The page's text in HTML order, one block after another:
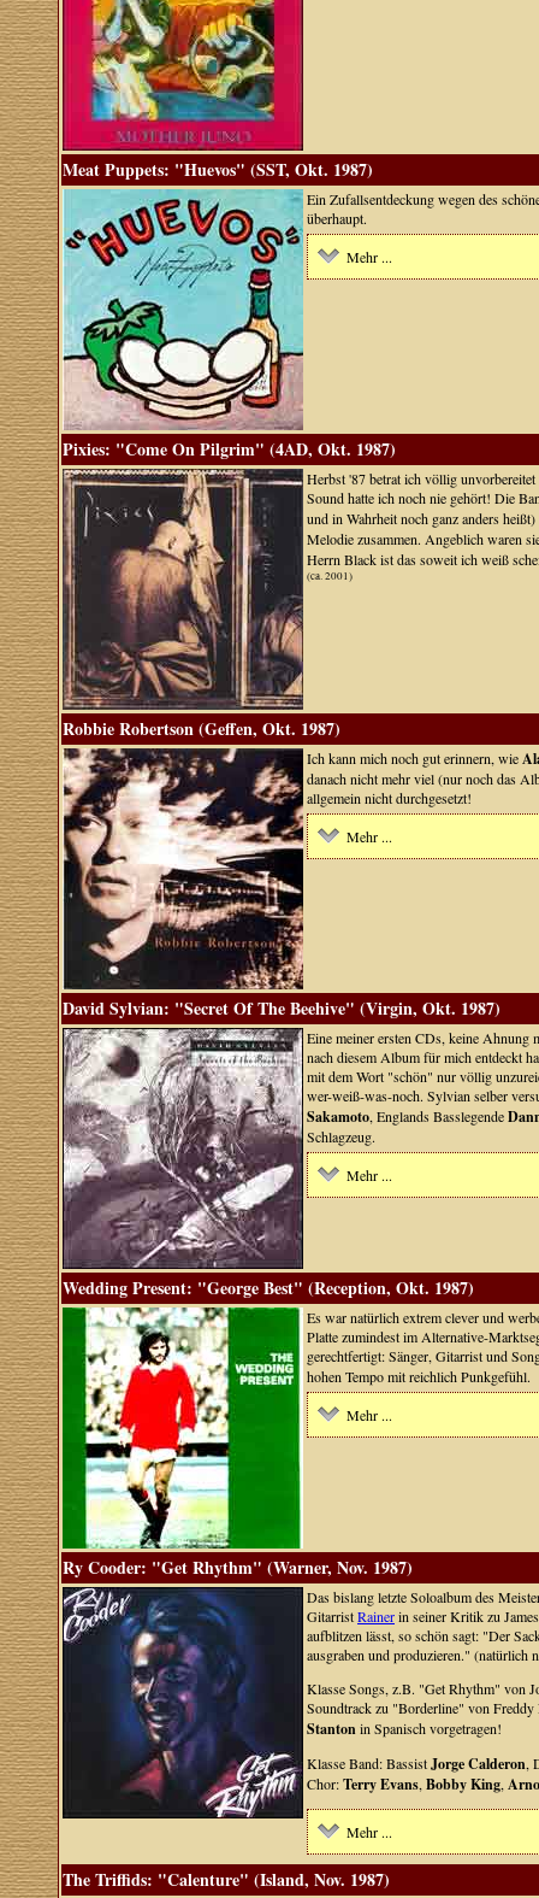
Meat Puppets: "Huevos" (SST, Okt. 1987)
Ein Zufallsentdeckung wegen des
überhaupt.
Mehr ...
Pixies: "Come On Pilgrim" (4AD, Okt. 1987)
Herbst '87 betrat ich völlig
Sound hatte ich noch nie gehört! Die
und in Wahrheit noch ganz anders
Melodie zusammen. Angeblich waren
Herrn Black ist das soweit ich weiß
(ca. 2001)
Robbie Robertson (Geffen, Okt. 1987)
Ich kann mich noch gut erinnern, wie
danach nicht mehr viel (nur noch das
allgemein nicht durchgesetzt!
Mehr ...
David Sylvian: "Secret Of The Beehive" (Virgin, Okt. 1987)
Eine meiner ersten CDs, keine Ahnung
nach diesem Album für mich entdeckt
mit dem Wort "schön" nur völlig
wer-weiß-was-noch. Sylvian selber
Sakamoto, Englands Basslegende
Schlagzeug.
Mehr ...
Wedding Present: "George Best" (Reception, Okt. 1987)
Es war natürlich extrem clever und
Platte zumindest im Alternative-
gerechtfertigt: Sänger, Gitarrist und
hohen Tempo mit reichlich Punkgefühl.
Mehr ...
Ry Cooder: "Get Rhythm" (Warner, Nov. 1987)
Das bislang letzte Soloalbum des
GitarristRainerin seiner Kritik zu
aufblitzen lässt, so schön sagt: "Der
ausgraben und produzieren." (natürlich
Klasse Songs, z.B. "Get Rhythm" von
Soundtrack zu "Borderline" von Freddy
Stantonin Spanisch vorgetragen!
Klasse Band: BassistJorge Calderon,
Chor:Terry Evans, Bobby King,
Mehr ...
The Triffids: "Calenture" (Island, Nov. 1987)